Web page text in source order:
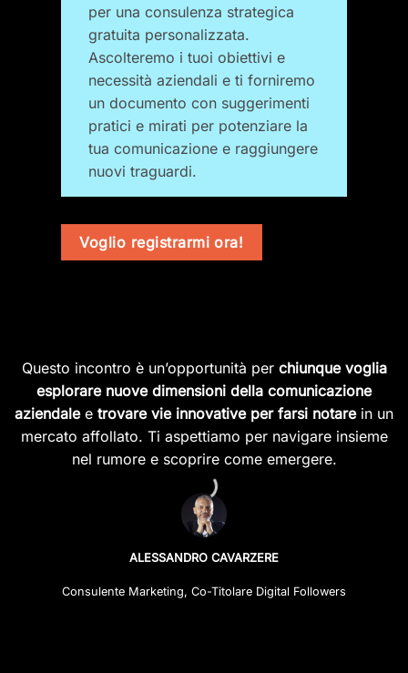
per una consulenza strategica
gratuita personalizzata.
Ascolteremo i tuoi obiettivi e
necessità aziendali e ti forniremo
un documento con suggerimenti
pratici e mirati per potenziare la
tua comunicazione e raggiungere
nuovi traguardi.
Voglio registrarmi ora!
Questo incontro è un’opportunità per chiunque voglia
esplorare nuove dimensioni della comunicazione
aziendalee trovare vie innovative per farsi notarein un
mercato affollato. Ti aspettiamo per navigare insieme
nel rumore e scoprire come emergere.
ALESSANDRO CAVARZERE
Consulente Marketing, Co-Titolare Digital Followers